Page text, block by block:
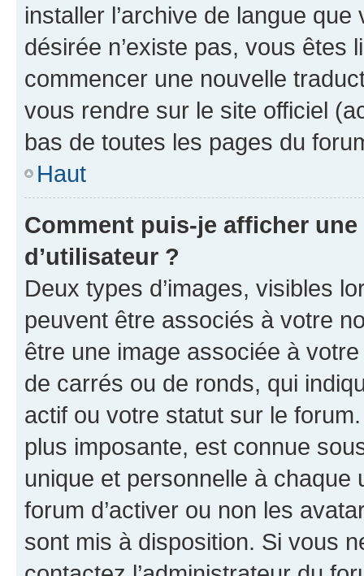
installer l’archive de langue
désirée n’existe pas, vous êtes
commencer une nouvelle
vous rendre sur le site officiel
bas de toutes les pages du
Haut
Comment puis-je afficher
d’utilisateur ?
Deux types d’images, visibles
peuvent être associés à votre
être une image associée à
de carrés ou de ronds, qui
actif ou votre statut sur le
plus imposante, est connue
unique et personnelle à chaque
forum d’activer ou non les
sont mis à disposition. Si vous